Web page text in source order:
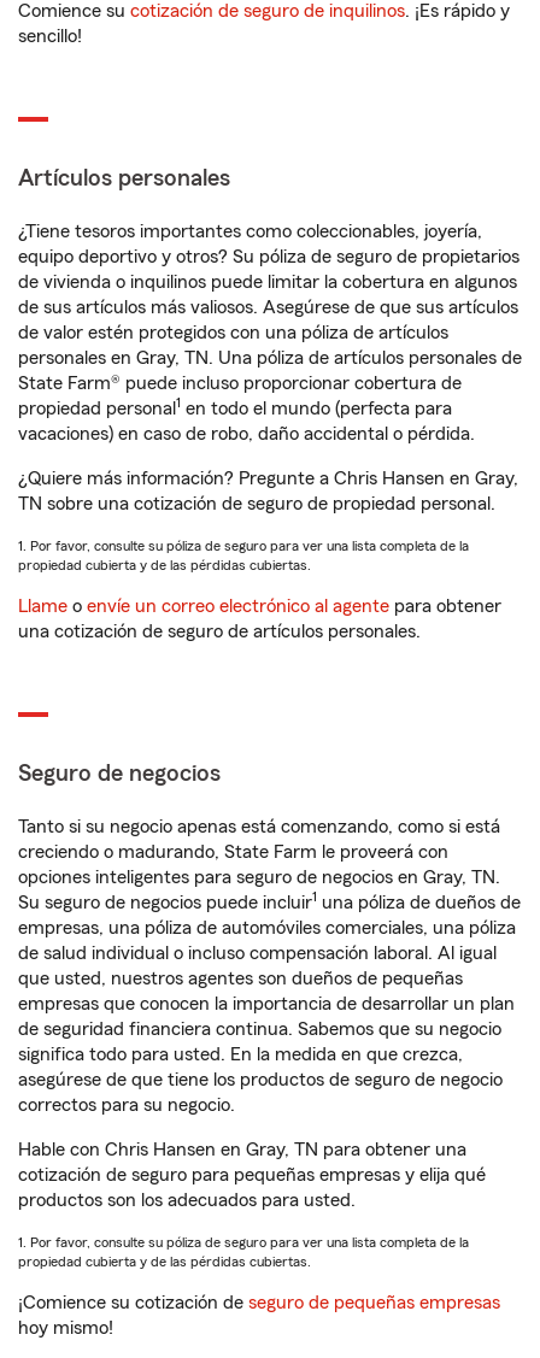
Comience su cotización de seguro de inquilinos. ¡Es rápido y
sencillo!
Artículos personales
¿Tiene tesoros importantes como coleccionables, joyería,
equipo deportivo y otros? Su póliza de seguro de propietarios
de vivienda o inquilinos puede limitar la cobertura en algunos
de sus artículos más valiosos. Asegúrese de que sus artículos
de valor estén protegidos con una póliza de artículos
personales en Gray, TN. Una póliza de artículos personales de
State Farm® puede incluso proporcionar cobertura de
propiedad personal 1 en todo el mundo (perfecta para
vacaciones) en caso de robo, daño accidental o pérdida.
¿Quiere más información? Pregunte a Chris Hansen en Gray,
TN sobre una cotización de seguro de propiedad personal.
1. Por favor, consulte su póliza de seguro para ver una lista completa de la
propiedad cubierta y de las pérdidas cubiertas.
Llame o envíe un correo electrónico al agente para obtener
una cotización de seguro de artículos personales.
Seguro de negocios
Tanto si su negocio apenas está comenzando, como si está
creciendo o madurando, State Farm le proveerá con
opciones inteligentes para seguro de negocios en Gray, TN.
Su seguro de negocios puede incluir1 una póliza de dueños de
empresas, una póliza de automóviles comerciales, una póliza
de salud individual o incluso compensación laboral. Al igual
que usted, nuestros agentes son dueños de pequeñas
empresas que conocen la importancia de desarrollar un plan
de seguridad financiera continua. Sabemos que su negocio
significa todo para usted. En la medida en que crezca,
asegúrese de que tiene los productos de seguro de negocio
correctos para su negocio.
Hable con Chris Hansen en Gray, TN para obtener una
cotización de seguro para pequeñas empresas y elija qué
productos son los adecuados para usted.
1. Por favor, consulte su póliza de seguro para ver una lista completa de la
propiedad cubierta y de las pérdidas cubiertas.
¡Comience su cotización de seguro de pequeñas empresas
hoy mismo!